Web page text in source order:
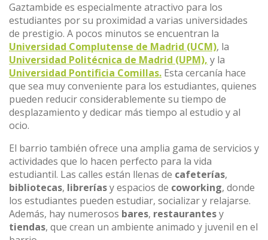
Gaztambide es especialmente atractivo para los
estudiantes por su proximidad a varias universidades
de prestigio. A pocos minutos se encuentran la
Universidad Complutense de Madrid (UCM), la
Universidad Politécnica de Madrid (UPM), y la
Universidad Pontificia Comillas. Esta cercanía hace
que sea muy conveniente para los estudiantes, quienes
pueden reducir considerablemente su tiempo de
desplazamiento y dedicar más tiempo al estudio y al
ocio.
El barrio también ofrece una amplia gama de servicios y
actividades que lo hacen perfecto para la vida
estudiantil. Las calles están llenas de cafeterías,
bibliotecas, libreríasy espacios de coworking, donde
los estudiantes pueden estudiar, socializar y relajarse.
Además, hay numerosos bares, restaurantesy
tiendas, que crean un ambiente animado y juvenil en el